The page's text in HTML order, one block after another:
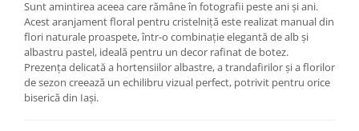
Sunt amintirea aceea care rămâne în fotografii peste ani și ani.
Acest aranjament floral pentru cristelniță este realizat manual din
flori naturale proaspete, într-o combinație elegantă de alb și
albastru pastel, ideală pentru un decor rafinat de botez.
Prezența delicată a hortensiilor albastre, a trandafirilor și a florilor
de sezon creează un echilibru vizual perfect, potrivit pentru orice
biserică din Iași.